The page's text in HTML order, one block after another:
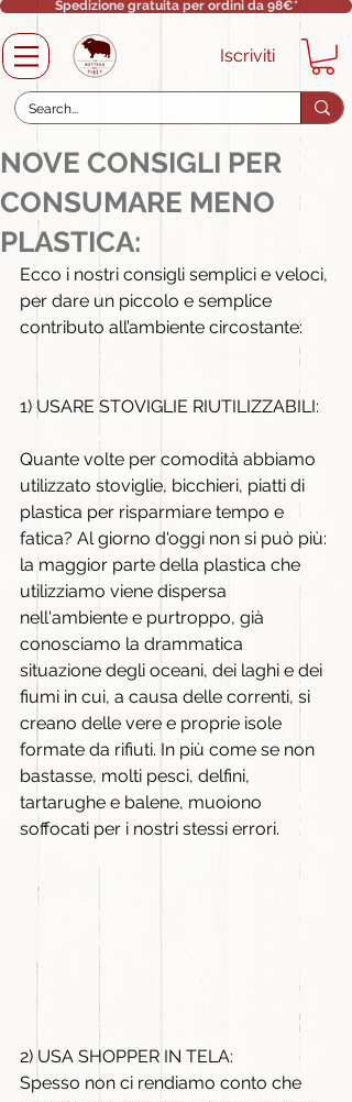
Spedizione gratuita per ordini da 98€*
Iscriviti
NOVE CONSIGLI PER
CONSUMARE MENO
PLASTICA:
Ecco i nostri consigli semplici e veloci,
per dare un piccolo e semplice
contributo all’ambiente circostante:
1) USARE STOVIGLIE RIUTILIZZABILI:
Quante volte per comodità abbiamo
utilizzato stoviglie, bicchieri, piatti di
plastica per risparmiare tempo e
fatica? Al giorno d'oggi non si può più:
la maggior parte della plastica che
utilizziamo viene dispersa
nell'ambiente e purtroppo, già
conosciamo la drammatica
situazione degli oceani, dei laghi e dei
fiumi in cui, a causa delle correnti, si
creano delle vere e proprie isole
formate da rifiuti. In più come se non
bastasse, molti pesci, delfini,
tartarughe e balene, muoiono
soffocati per i nostri stessi errori.
2) USA SHOPPER IN TELA:
Spesso non ci rendiamo conto che